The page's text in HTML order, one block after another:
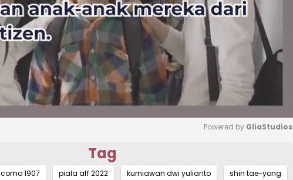
Powered by GliaStudios
Tag
como 1907 piala aff 2022 kurniawan dwi yulianto shin tae-yong